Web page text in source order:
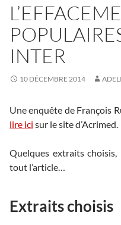
INTER
10 DÉCEMBRE 2014
Une enquête de François
lire ici sur le site d’Acrimed.
Quelques extraits
tout l’article…
Extraits choisis